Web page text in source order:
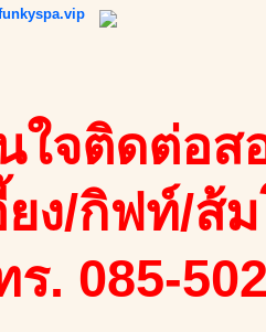
ใจติดต่อส
ยง/กิฟท์/ส้
ร. 085-